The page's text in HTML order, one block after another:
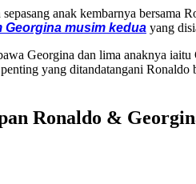
anak kembarnya bersama
Georgina musim kedua yang
Georgina dan lima anaknya
yang ditandatangani
Ronaldo &